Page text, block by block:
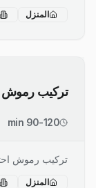
المنزل
تركيب رموش
90-120 min
تركيب رموش
المنزل